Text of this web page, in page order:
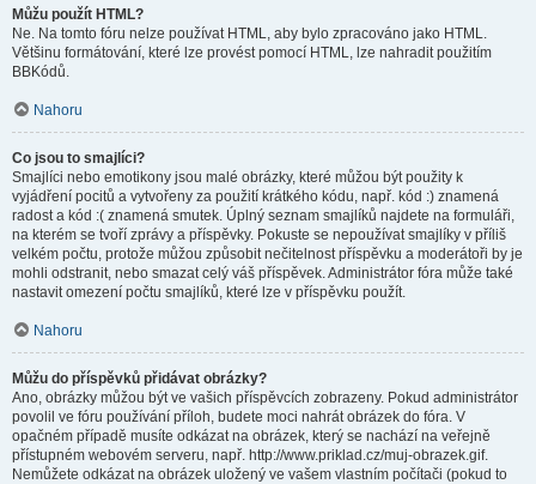
Můžu použít HTML?
Ne. Na tomto fóru nelze používat HTML, aby bylo zpracováno jako HTML.
Většinu formátování, které lze provést pomocí HTML, lze nahradit použitím
BBKódů.
Nahoru
Co jsou to smajlíci?
Smajlíci nebo emotikony jsou malé obrázky, které můžou být použity k
vyjádření pocitů a vytvořeny za použití krátkého kódu, např. kód :) znamená
radost a kód :( znamená smutek. Úplný seznam smajlíků najdete na formuláři,
na kterém se tvoří zprávy a příspěvky. Pokuste se nepoužívat smajlíky v příliš
velkém počtu, protože můžou způsobit nečitelnost příspěvku a moderátoři by je
mohli odstranit, nebo smazat celý váš příspěvek. Administrátor fóra může také
nastavit omezení počtu smajlíků, které lze v příspěvku použít.
Nahoru
Můžu do příspěvků přidávat obrázky?
Ano, obrázky můžou být ve vašich příspěvcích zobrazeny. Pokud administrátor
povolil ve fóru používání příloh, budete moci nahrát obrázek do fóra. V
opačném případě musíte odkázat na obrázek, který se nachází na veřejně
přístupném webovém serveru, např. http://www.priklad.cz/muj-obrazek.gif.
Nemůžete odkázat na obrázek uložený ve vašem vlastním počítači (pokud to